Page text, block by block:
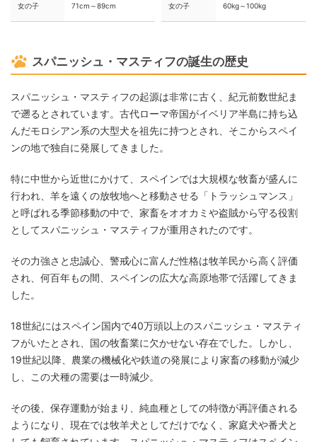
女の子 71cm～89cm 女の子 60kg～100kg
スパニッシュ・マスティフの誕生の歴史
スパニッシュ・マスティフの起源は非常に古く、紀元前数世紀ま
で遡るとされています。古代ローマ帝国がイベリア半島に持ち込
んだモロシアン系の大型犬を祖先に持つとされ、そこからスペイ
ンの地で独自に発展してきました。
特に中世から近世にかけて、スペインでは大規模な牧畜が盛んに
行われ、羊を遠くの放牧地へと移動させる「トラッシュマンス」
と呼ばれる季節移動の中で、家畜をオオカミや盗賊から守る役割
としてスパニッシュ・マスティフが重用されたのです。
その力強さと忠誠心、警戒心に富んだ性格は牧羊民から高く評価
され、何百年もの間、スペインの広大な高原地帯で活躍してきま
した。
18世紀にはスペイン国内で40万頭以上のスパニッシュ・マスティ
フがいたとされ、国の牧畜業に欠かせない存在でした。しかし、
19世紀以降、農業の機械化や鉄道の発展により家畜の移動が減少
し、この犬種の需要は一時減少。
その後、保存運動が始まり、純血種としての特徴が再評価される
ようになり、現在では牧羊犬としてだけでなく、家庭犬や番犬と